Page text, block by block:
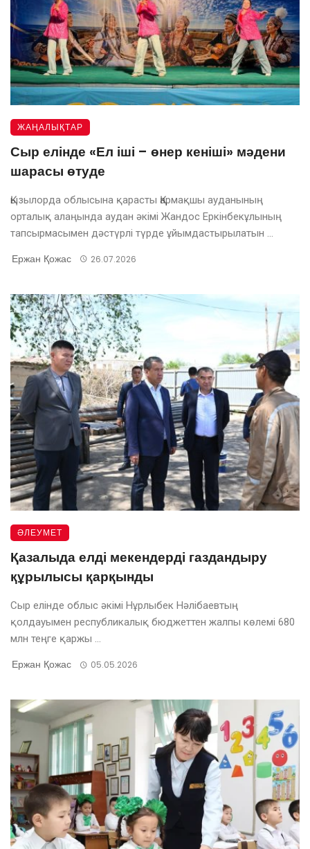
ЖАҢАЛЫҚТАР
Сыр елінде «Ел іші – өнер кеніші» мәдени
шарасы өтуде
Қызылорда облысына қарасты Қармақшы ауданының
орталық алаңында аудан әкімі Жандос Еркінбекұлының
тапсырмасымен дәстүрлі түрде ұйымдастырылатын ...
Ержан Қожас 26.07.2026
ӘЛЕУМЕТ
Қазалыда елді мекендерді газдандыру
құрылысы қарқынды
Сыр елінде облыс әкімі Нұрлыбек Нәлібаевтың
қолдауымен республикалық бюджеттен жалпы көлемі 680
млн теңге қаржы ...
Ержан Қожас 05.05.2026